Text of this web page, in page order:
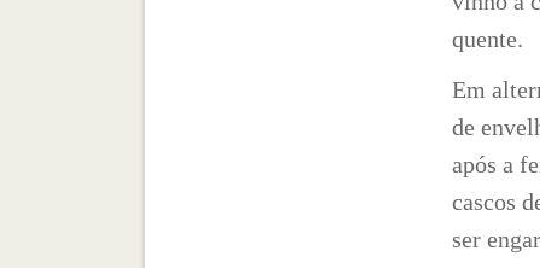
quente.
Em
de
após a
cascos
ser